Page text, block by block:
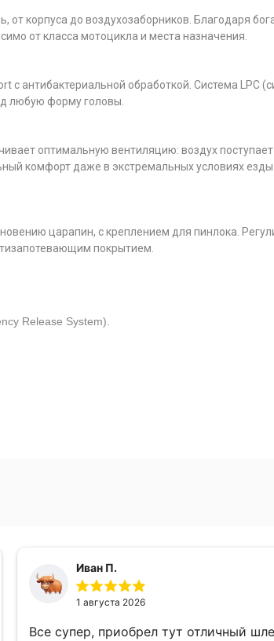
корпуса до воздухозаборников. Благодаря
от класса мотоцикла и места назначения.
антибактериальной обработкой. Система LPC
любую форму головы.
оптимальную вентиляцию: воздух
комфорт даже в экстремальных условиях
царапин, с креплением для пинлока.
покрытием.
Release System).